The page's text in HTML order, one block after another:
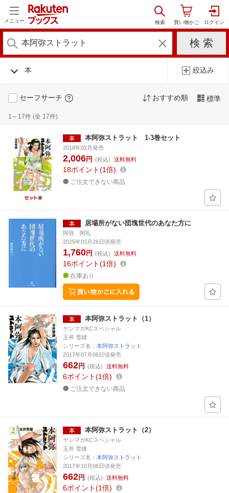
メニュー
本 絞込み
セーフサーチ おすすめ順 標準
1～17件 (全 17件)
本阿弥ストラット 1-3巻セット
2018年02月発売
2,006円 (税込) 送料無料
18ポイント 1倍
ご注文できない商品
居場所がない団塊世代のあなた方に
阿弥 阿礼
2025年03月26日頃発売
1,760円 (税込) 送料無料
16ポイント 1倍
在庫あり
本阿弥ストラット（1）
ヤンマガKCスペシャル
玉井 雪雄
シリーズ名： 本阿弥ストラット
2017年07月06日頃発売
662円 (税込) 送料無料
6ポイント 1倍
ご注文できない商品
本阿弥ストラット（2）
ヤンマガKCスペシャル
玉井 雪雄
シリーズ名： 本阿弥ストラット
2017年10月06日頃発売
662円 (税込) 送料無料
6ポイント 1倍